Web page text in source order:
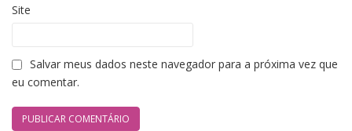
Site
Salvar meus dados neste navegador para a próxima vez que
eu comentar.